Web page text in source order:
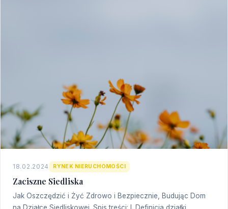
18.02.2024 RYNEK NIERUCHOMOŚCI
Zaciszne Siedliska
Jak Oszczędzić i Żyć Zdrowo i Bezpiecznie, Budując Dom
na Działce Siedliskowej. Spis treści: I. Definicja działki